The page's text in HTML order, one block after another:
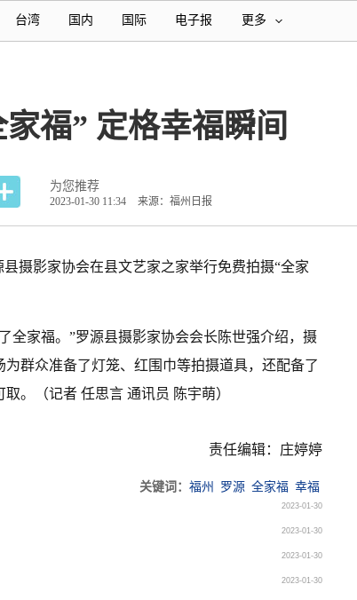
台湾 国内 国际 电子报 更多
福” 定格幸福瞬间
为您推荐
2023-01-30 11:34 来源：福州日报
摄影家协会在县文艺家之家举行免费拍摄“全家
全家福。”罗源县摄影家协会会长陈世强介绍，摄
群众准备了灯笼、红围巾等拍摄道具，还配备了
。（记者 任思言 通讯员 陈宇萌）
责任编辑：庄婷婷
关键词： 福州 罗源 全家福 幸福
2023-01-30
2023-01-30
2023-01-30
2023-01-30